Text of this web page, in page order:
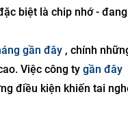
biệt là chip nhớ - đang
gần đây , chính
Việc công ty gần đây
điều kiện khiến tai